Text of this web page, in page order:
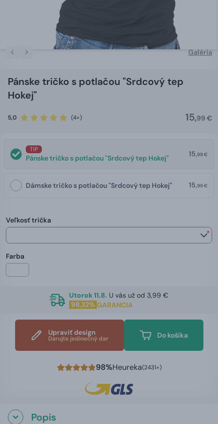
Galéria
Pánske tričko s potlačou "Srdcový tep
Hokej"
5,0 (4×) 15,99 €
TIP
Pánske tričko s potlačou "Srdcový tep Hokej" 15,99 €
Dámske tričko s potlačou "Srdcový tep Hokej" 15,99 €
Veľkosť trička
*
Farba
Utorok 11.8. U vás už od 3,99 €
98,32% GARANCIA
Upraviť design
Darujte jedinečný dar Do košíka
98%Heureka(2431×)
Popis